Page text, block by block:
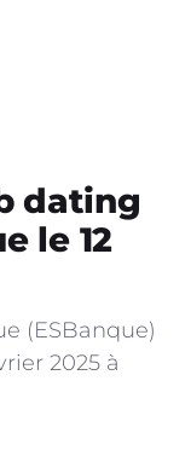
dating
le 12
(ESBanque)
2025 à